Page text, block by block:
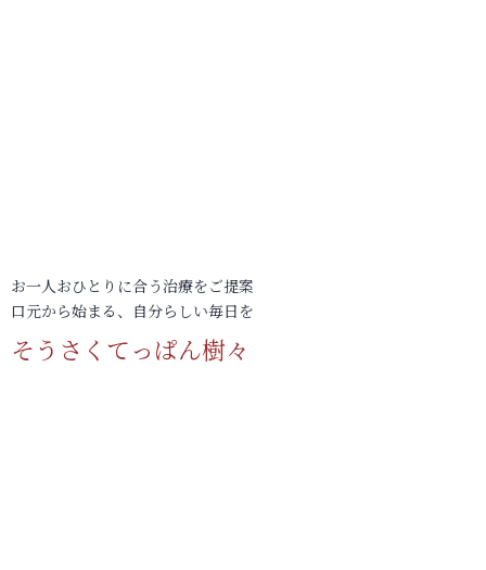
お一人おひとりに合う治療をご提案
口元から始まる、自分らしい毎日を
そうさくてっぱん樹々